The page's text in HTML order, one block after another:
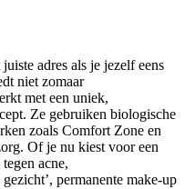
adres als je jezelf eens
niet zomaar
met een uniek,
Ze gebruiken biologische
zoals Comfort Zone en
Of je nu kiest voor een
acne,
permanente make-up